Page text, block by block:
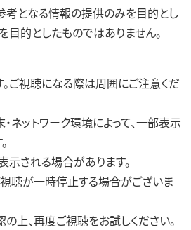
となる情報の提供のみを目的とし
目的としたものではありません。
ご視聴になる際は周囲にご注意くだ
ネットワーク環境によって、一部表示
示される場合があります。
聴が一時停止する場合がございま
上、再度ご視聴をお試しください。